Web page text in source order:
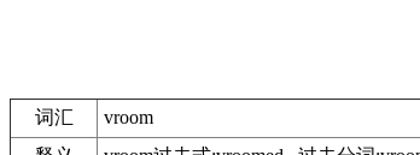
词汇
vroom